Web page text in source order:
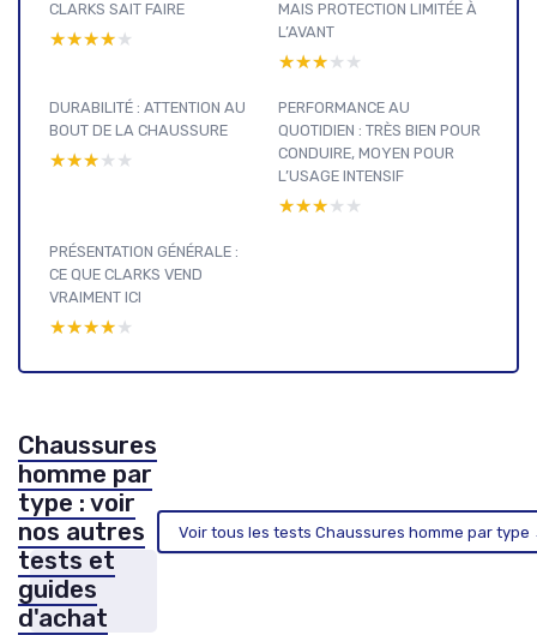
CLARKS SAIT FAIRE
★★★★★
★★★★★
MAIS PROTECTION LIMITÉE À
L’AVANT
★★★★★
★★★★★
DURABILITÉ : ATTENTION AU
BOUT DE LA CHAUSSURE
★★★★★
★★★★★
PERFORMANCE AU
QUOTIDIEN : TRÈS BIEN POUR
CONDUIRE, MOYEN POUR
L’USAGE INTENSIF
★★★★★
★★★★★
PRÉSENTATION GÉNÉRALE :
CE QUE CLARKS VEND
VRAIMENT ICI
★★★★★
★★★★★
Chaussures
homme par
type : voir
nos autres
tests et
guides
d'achat
Voir tous les tests Chaussures homme par